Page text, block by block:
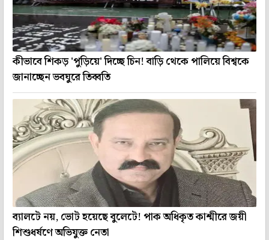
কীভাবে শিকড় 'পুড়িয়ে' দিচ্ছে চিন! বাড়ি থেকে পালিয়ে বিশ্বকে
জানাচ্ছেন ভবঘুরে তিব্বতি
ব্যালটে নয়, ভোট হয়েছে বুলেটে! পাক অধিকৃত কাশ্মীরে জয়ী
শিশুধর্ষণে অভিযুক্ত নেতা